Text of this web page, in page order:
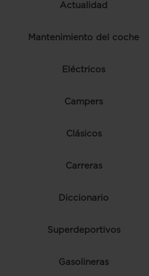
Actualidad
Mantenimiento del coche
Eléctricos
Campers
Clásicos
Carreras
Diccionario
Superdeportivos
Gasolineras